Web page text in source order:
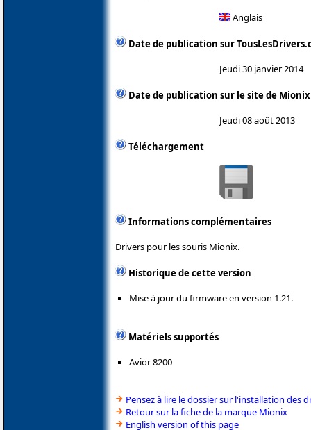
Anglais
Date de publication sur
Jeudi 30 janvier 2014
Date de publication sur le site de Mionix
Jeudi 08 août 2013
Téléchargement
Informations complémentaires
Drivers pour les souris Mionix.
Historique de cette version
Mise à jour du firmware en version 1.21.
Matériels supportés
Avior 8200
Pensez à lire le dossier sur l'installation des
Retour sur la fiche de la marque Mionix
English version of this page